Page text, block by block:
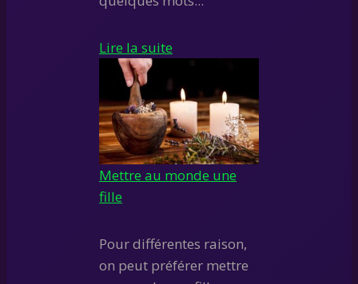
Lire la suite
Mettre au monde une
fille
Pour différentes raison,
on peut préférer mettre